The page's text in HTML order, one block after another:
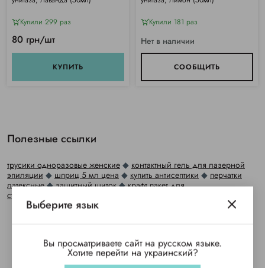
Купили 299 раз
80 грн/шт
КУПИТЬ
Купили 181 раз
Нет в наличии
СООБЩИТЬ
Полезные ссылки
трусики одноразовые женские ◆ контактный гель для лазерной
эпиляции ◆ шприц 5 мл цена ◆ купить антисептики ◆ перчатки
латексные◆защитный щиток◆крафт пакет для
стерилизации
Выберите язык
Вы просматриваете сайт на русском языке.
Хотите перейти на украинский?